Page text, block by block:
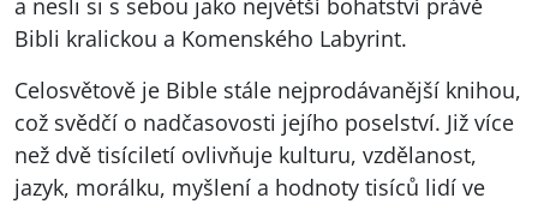
a nesli si s sebou jako největší bohatství právě
Bibli kralickou a Komenského Labyrint.
Celosvětově je Bible stále nejprodávanější knihou,
což svědčí o nadčasovosti jejího poselství. Již více
než dvě tisíciletí ovlivňuje kulturu, vzdělanost,
jazyk, morálku, myšlení a hodnoty tisíců lidí ve